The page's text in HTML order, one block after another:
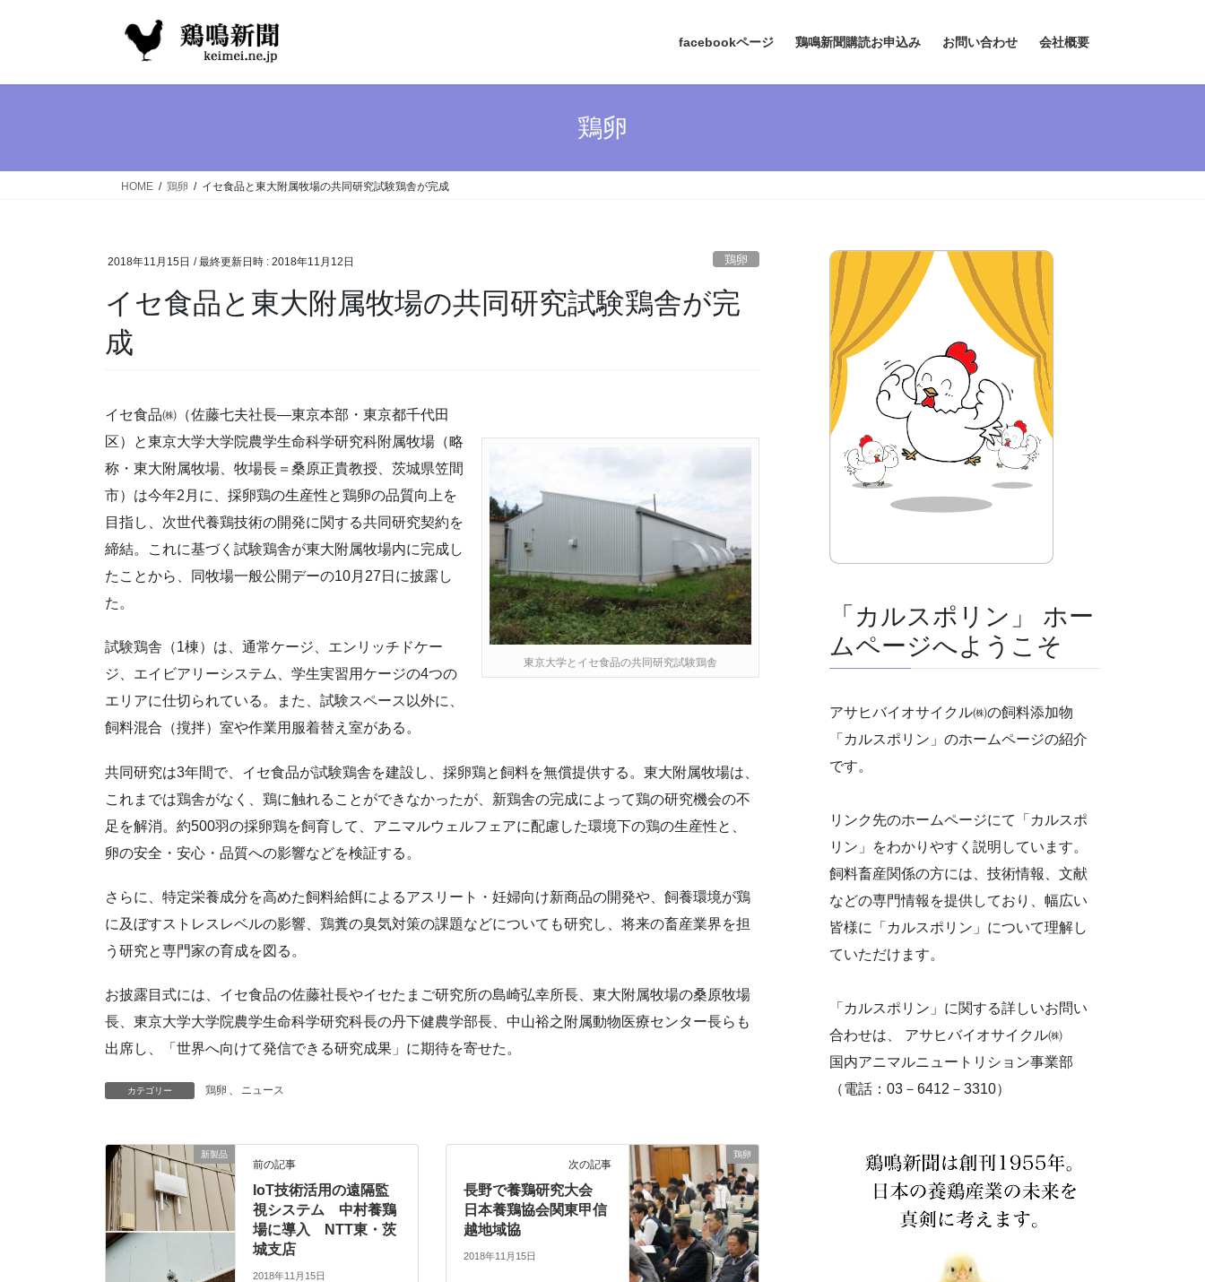
facebookページ 鶏鳴新聞購読お申込み お問い合わせ 会社概要
鶏卵
HOME 鶏卵 イセ食品と東大附属牧場の共同研究試験鶏舎が完成
2018年11月15日 / 最終更新日時 : 2018年11月12日 鶏卵
イセ食品と東大附属牧場の共同研究試験鶏舎が完
成
東京大学とイセ食品の共同研究試験鶏舎
イセ食品㈱（佐藤七夫社長―東京本部・東京都千代田
区）と東京大学大学院農学生命科学研究科附属牧場（略
称・東大附属牧場、牧場長＝桑原正貴教授、茨城県笠間
市）は今年2月に、採卵鶏の生産性と鶏卵の品質向上を
目指し、次世代養鶏技術の開発に関する共同研究契約を
締結。これに基づく試験鶏舎が東大附属牧場内に完成し
たことから、同牧場一般公開デーの10月27日に披露し
た。
試験鶏舎（1棟）は、通常ケージ、エンリッチドケー
ジ、エイビアリーシステム、学生実習用ケージの4つの
エリアに仕切られている。また、試験スペース以外に、
飼料混合（撹拌）室や作業用服着替え室がある。
共同研究は3年間で、イセ食品が試験鶏舎を建設し、採卵鶏と飼料を無償提供する。東大附属牧場は、
これまでは鶏舎がなく、鶏に触れることができなかったが、新鶏舎の完成によって鶏の研究機会の不
足を解消。約500羽の採卵鶏を飼育して、アニマルウェルフェアに配慮した環境下の鶏の生産性と、
卵の安全・安心・品質への影響などを検証する。
さらに、特定栄養成分を高めた飼料給餌によるアスリート・妊婦向け新商品の開発や、飼養環境が鶏
に及ぼすストレスレベルの影響、鶏糞の臭気対策の課題などについても研究し、将来の畜産業界を担
う研究と専門家の育成を図る。
お披露目式には、イセ食品の佐藤社長やイセたまご研究所の島崎弘幸所長、東大附属牧場の桑原牧場
長、東京大学大学院農学生命科学研究科長の丹下健農学部長、中山裕之附属動物医療センター長らも
出席し、「世界へ向けて発信できる研究成果」に期待を寄せた。
カテゴリー 鶏卵 、 ニュース
新製品
前の記事
IoT技術活用の遠隔監
視システム 中村養鶏
場に導入 NTT東・茨
城支店
2018年11月15日
鶏卵
次の記事
長野で養鶏研究大会
日本養鶏協会関東甲信
越地域協
2018年11月15日
「カルスポリン」 ホー
ムページへようこそ
アサヒバイオサイクル㈱の飼料添加物
「カルスポリン」のホームページの紹介
です。
リンク先のホームページにて「カルスポ
リン」をわかりやすく説明しています。
飼料畜産関係の方には、技術情報、文献
などの専門情報を提供しており、幅広い
皆様に「カルスポリン」について理解し
ていただけます。
「カルスポリン」に関する詳しいお問い
合わせは、 アサヒバイオサイクル㈱
国内アニマルニュートリション事業部
（電話：03－6412－3310）